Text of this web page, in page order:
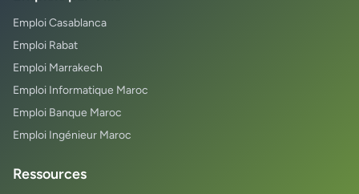
Emploi Casablanca
Emploi Rabat
Emploi Marrakech
Emploi Informatique Maroc
Emploi Banque Maroc
Emploi Ingénieur Maroc
Ressources